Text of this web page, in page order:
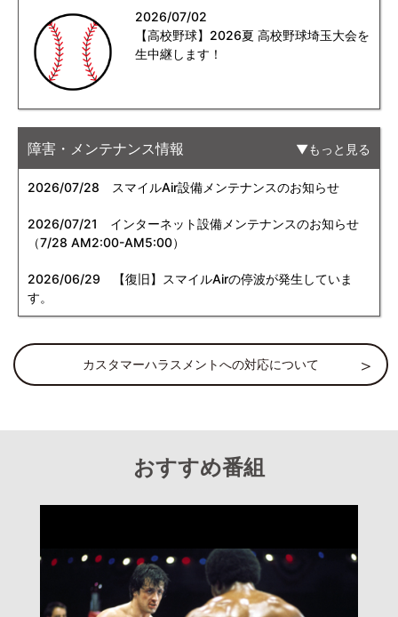
2026/07/02
【高校野球】2026夏 高校野球埼玉大会を
生中継します！
障害・メンテナンス情報 もっと見る
2026/07/28 スマイルAir設備メンテナンスのお知らせ
2026/07/21
インターネット設備メンテナンスのお知らせ
（7/28 AM2:00-AM5:00）
2026/06/29 【復旧】スマイルAirの停波が発生していま
す。
カスタマーハラスメントへの対応について
おすすめ番組